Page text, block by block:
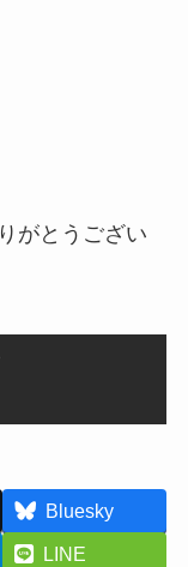
がとうござい
Bluesky
LINE